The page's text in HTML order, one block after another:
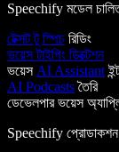
Speechify মডেল
টেক্সট টু স্পিচ রিডিং
ভয়েস টাইপিং ডিক্টেশন
ভয়েস AI Assistant
AI Podcastsতৈরি
ডেভেলপার ভয়েস
Speechify প্রোডাকশন